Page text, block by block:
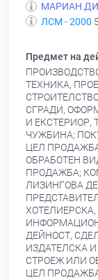
МАРИАН
ЛСМ - 2000
Предмет на
ТЕХНИКА,
СГРАДИ,
И ЕКСТЕРИОР,
ЧУЖБИНА;
ЦЕЛ
ОБРАБОТЕН
ПРОДАЖБА;
ЛИЗИНГОВА
ДЕЙНОСТ,
ИЗДАТЕЛСКА
СТРОЕЖ ИЛИ
ЦЕЛ